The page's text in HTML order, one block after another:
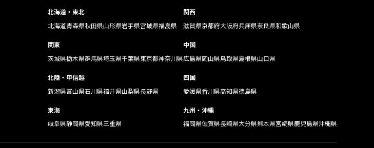
北海道・東北
北海道青森県秋田県山形県岩手県宮城県福島県
関東
茨城県栃木県群馬県埼玉県千葉県東京都神奈川県
北陸・甲信越
新潟県富山県石川県福井県山梨県長野県
東海
岐阜県静岡県愛知県三重県
関西
滋賀県京都府大阪府兵庫県奈良県和歌山県
中国
広島県岡山県鳥取県島根県山口県
四国
愛媛県香川県高知県徳島県
九州・沖縄
福岡県佐賀県長崎県大分県熊本県宮崎県鹿児島県沖縄県